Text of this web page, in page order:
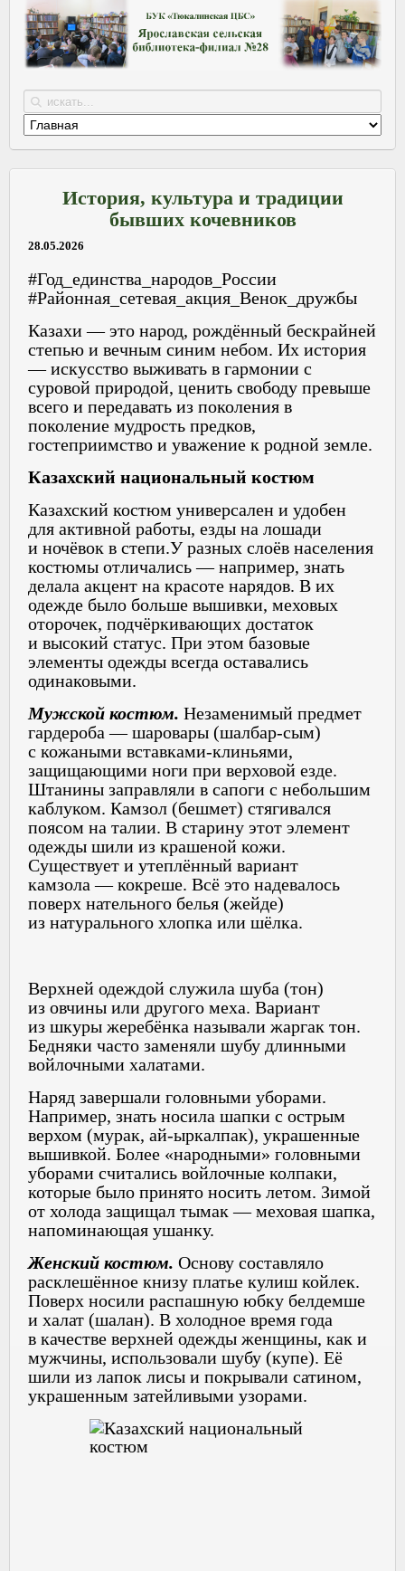
История, культура и традиции
бывших кочевников
28.05.2026
#Год_единства_народов_России
#Районная_сетевая_акция_Венок_дружбы
Казахи — это народ, рождённый бескрайней
степью и вечным синим небом. Их история
— искусство выживать в гармонии с
суровой природой, ценить свободу превыше
всего и передавать из поколения в
поколение мудрость предков,
гостеприимство и уважение к родной земле.
Казахский национальный костюм
Казахский костюм универсален и удобен
для активной работы, езды на лошади
и ночёвок в степи.У разных слоёв населения
костюмы отличались — например, знать
делала акцент на красоте нарядов. В их
одежде было больше вышивки, меховых
оторочек, подчёркивающих достаток
и высокий статус. При этом базовые
элементы одежды всегда оставались
одинаковыми.
Мужской костюм. Незаменимый предмет
гардероба — шаровары (шалбар‑сым)
с кожаными вставками-клиньями,
защищающими ноги при верховой езде.
Штанины заправляли в сапоги с небольшим
каблуком. Камзол (бешмет) стягивался
поясом на талии. В старину этот элемент
одежды шили из крашеной кожи.
Существует и утеплённый вариант
камзола — кокреше. Всё это надевалось
поверх нательного белья (жейде)
из натурального хлопка или шёлка.
Верхней одеждой служила шуба (тон)
из овчины или другого меха. Вариант
из шкуры жеребёнка называли жаргак тон.
Бедняки часто заменяли шубу длинными
войлочными халатами.
Наряд завершали головными уборами.
Например, знать носила шапки с острым
верхом (мурак, ай‑ыркалпак), украшенные
вышивкой. Более «народными» головными
уборами считались войлочные колпаки,
которые было принято носить летом. Зимой
от холода защищал тымак — меховая шапка,
напоминающая ушанку.
Женский костюм. Основу составляло
расклешённое книзу платье кулиш койлек.
Поверх носили распашную юбку белдемше
и халат (шалан). В холодное время года
в качестве верхней одежды женщины, как и
мужчины, использовали шубу (купе). Её
шили из лапок лисы и покрывали сатином,
украшенным затейливыми узорами.